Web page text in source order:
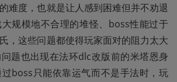
难度，也就是让人感到困难但并不劝退
规模地不合理的堆怪、boss性能过于
，这些问题都使得玩家面对的阻力太大
题也出现在法环dlc改版前的米塔恩身
boss只能依靠运气而不是手法时，玩